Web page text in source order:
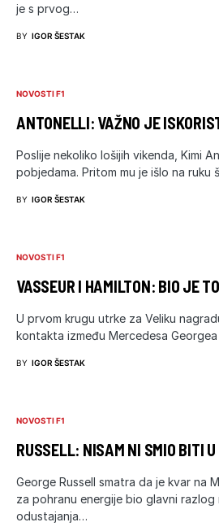
je s prvog…
BY IGOR ŠESTAK
NOVOSTI F1
ANTONELLI: VAŽNO JE
Poslije nekoliko lošijih vikenda, Kimi
pobjedama. Pritom mu je išlo na ruku
BY IGOR ŠESTAK
NOVOSTI F1
VASSEUR I HAMILTON: BIO JE
U prvom krugu utrke za Veliku
kontakta između Mercedesa Georgea
BY IGOR ŠESTAK
NOVOSTI F1
RUSSELL: NISAM NI SMIO BITI
George Russell smatra da je kvar na
za pohranu energije bio glavni
odustajanja…